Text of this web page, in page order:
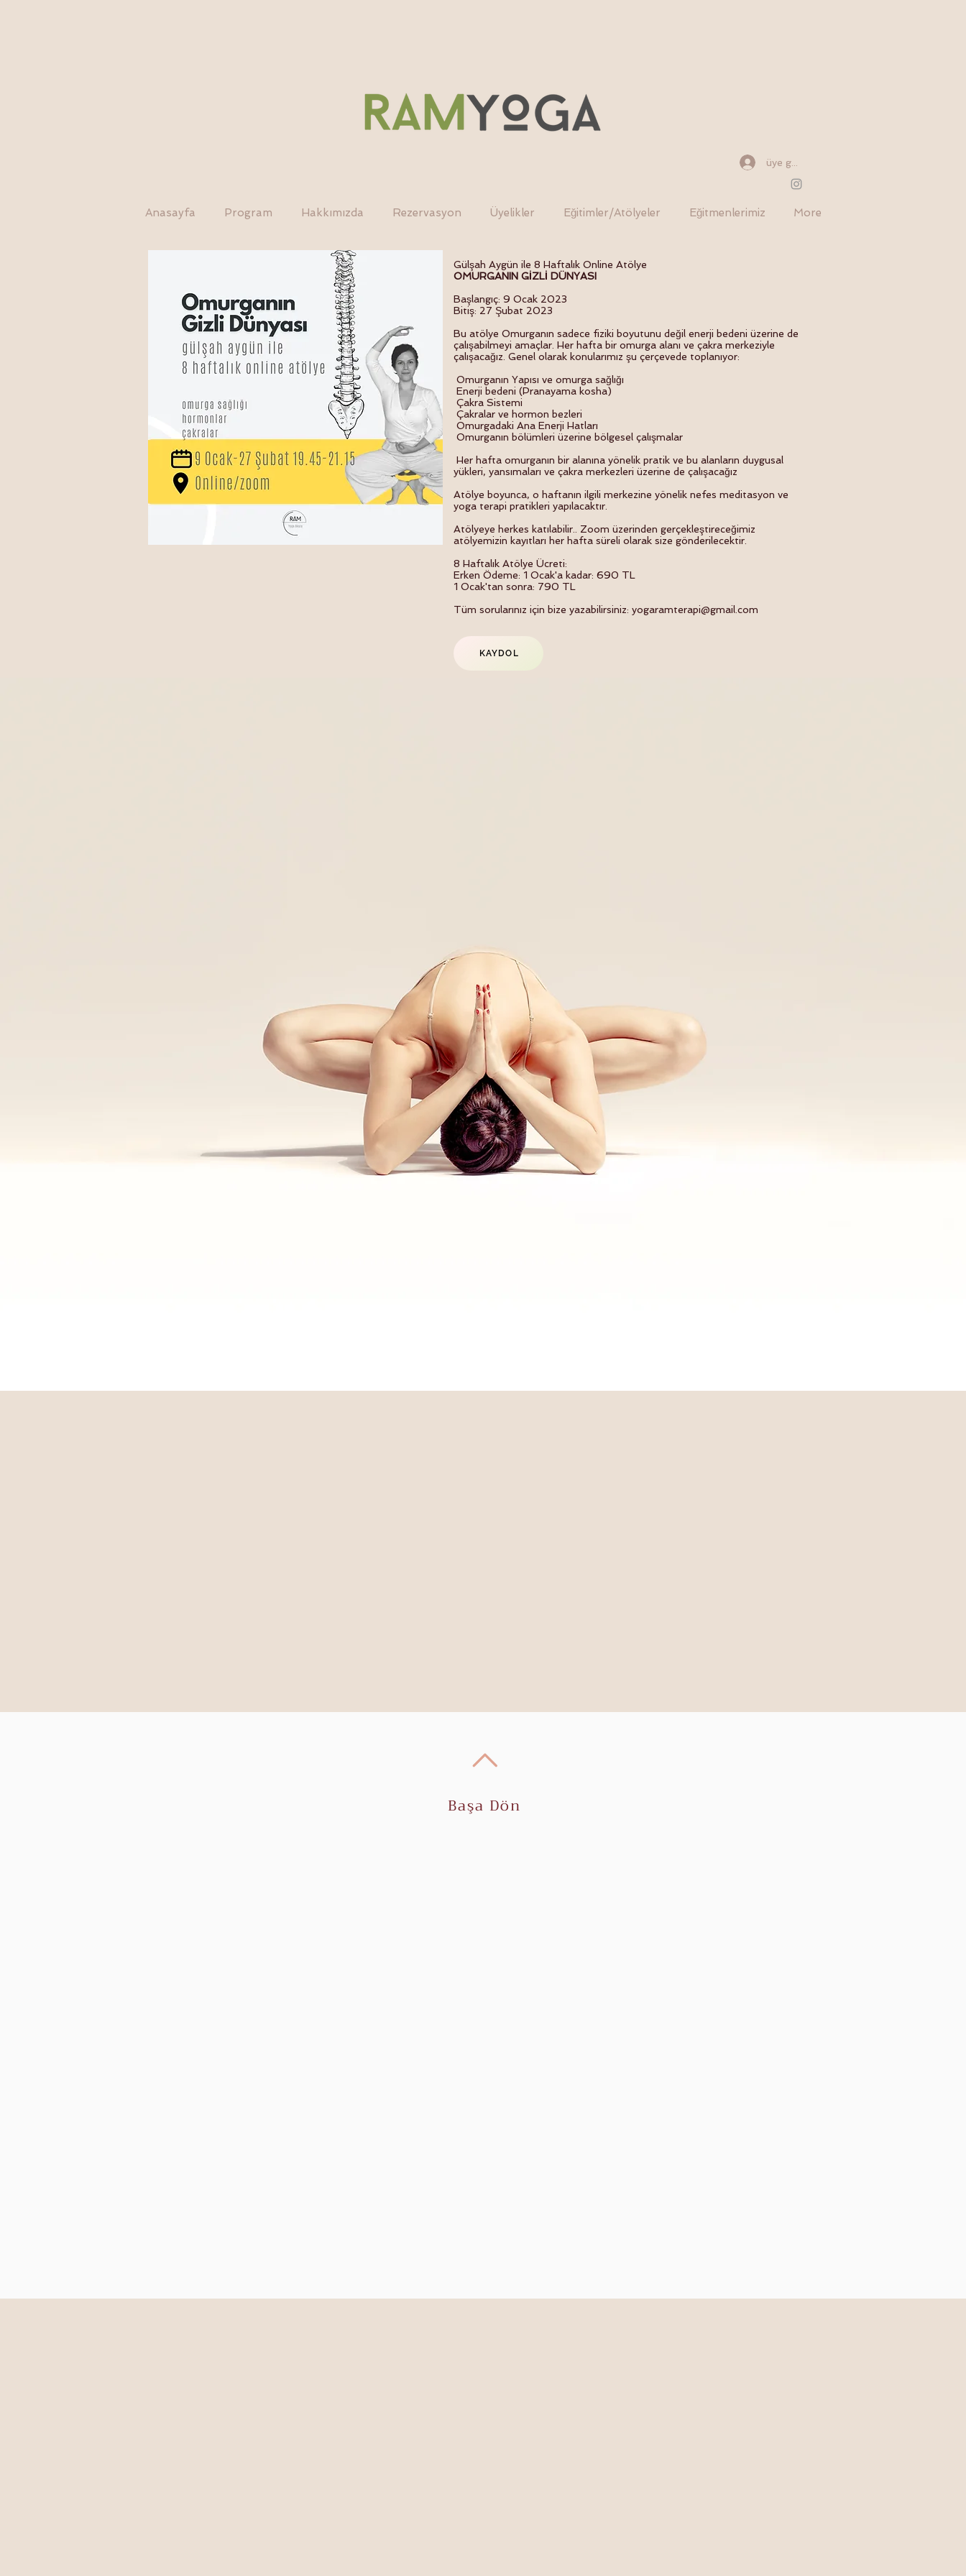
üye girişi
Anasayfa Program Hakkımızda Rezervasyon Üyelikler Eğitimler/Atölyeler Eğitmenlerimiz More
Gülşah Aygün ile 8 Haftalık Online Atölye
OMURGANIN GİZLİ DÜNYASI
Başlangıç: 9 Ocak 2023
Bitiş: 27 Şubat 2023
Bu atölye Omurganın sadece fiziki boyutunu değil enerji bedeni üzerine de
çalışabilmeyi amaçlar. Her hafta bir omurga alanı ve çakra merkeziyle
çalışacağız. Genel olarak konularımız şu çerçevede toplanıyor:
Omurganın Yapısı ve omurga sağlığı
Enerji bedeni (Pranayama kosha)
Çakra Sistemi
Çakralar ve hormon bezleri
Omurgadaki Ana Enerji Hatları
Omurganın bölümleri üzerine bölgesel çalışmalar
Her hafta omurganın bir alanına yönelik pratik ve bu alanların duygusal
yükleri, yansımaları ve çakra merkezleri üzerine de çalışacağız
Atölye boyunca, o haftanın ilgili merkezine yönelik nefes meditasyon ve
yoga terapi pratikleri yapılacaktır.
Atölyeye herkes katılabilir.. Zoom üzerinden gerçekleştireceğimiz
atölyemizin kayıtları her hafta süreli olarak size gönderilecektir.
8 Haftalık Atölye Ücreti:
Erken Ödeme: 1 Ocak'a kadar: 690 TL
1 Ocak'tan sonra: 790 TL
Tüm sorularınız için bize yazabilirsiniz: yogaramterapi@gmail.com
KAYDOL
Başa Dön